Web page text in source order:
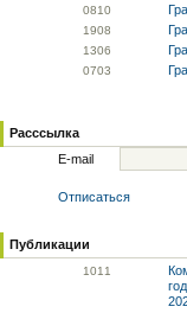
0810
1908
1306
0703
Расссылка
E-mail
Отписаться
Публикации
1011